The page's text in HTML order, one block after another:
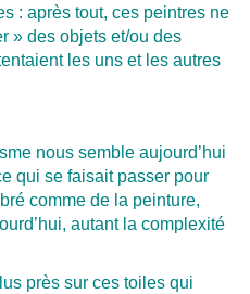
: après tout, ces peintres ne
» des objets et/ou des
les uns et les autres
nous semble aujourd’hui
qui se faisait passer pour
comme de la peinture,
autant la complexité
près sur ces toiles qui